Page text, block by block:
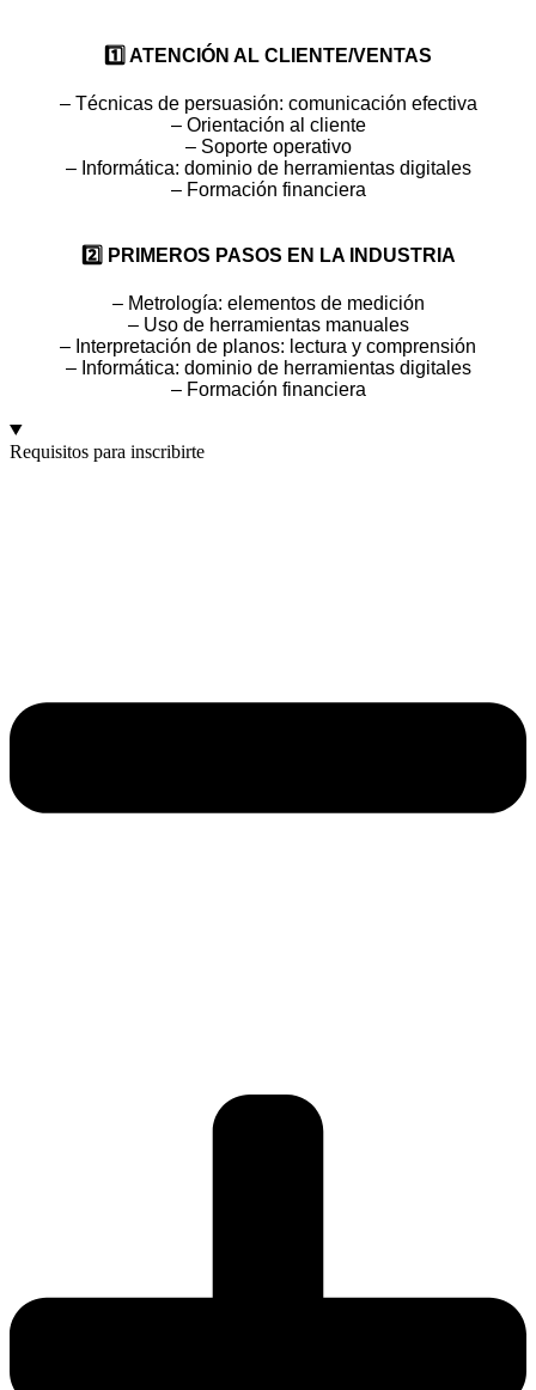
1️⃣ ATENCIÓN AL CLIENTE/VENTAS
– Técnicas de persuasión: comunicación efectiva
– Orientación al cliente
– Soporte operativo
– Informática: dominio de herramientas digitales
– Formación financiera
2️⃣ PRIMEROS PASOS EN LA INDUSTRIA
– Metrología: elementos de medición
– Uso de herramientas manuales
– Interpretación de planos: lectura y comprensión
– Informática: dominio de herramientas digitales
– Formación financiera
Requisitos para inscribirte